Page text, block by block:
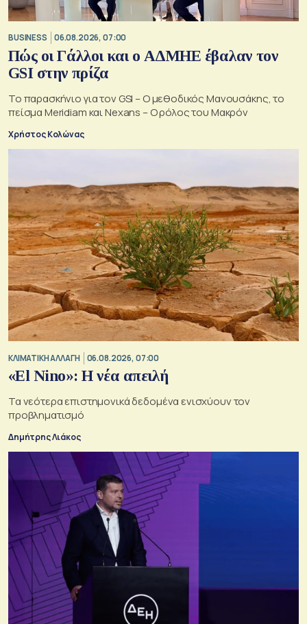
BUSINESS 06.08.2026, 07:00
Πώς οι Γάλλοι και ο ΑΔΜΗΕ έβαλαν τον
GSI στην πρίζα
Το παρασκήνιο για τον GSI – Ο μεθοδικός Μανουσάκης, το
πείσμα Meridiam και Nexans – Ο ρόλος του Μακρόν
Χρήστος Κολώνας
ΚΛΙΜΑΤΙΚΗ ΑΛΛΑΓΗ 06.08.2026, 07:00
«El Nino»: Η νέα απειλή
Τα νεότερα επιστημονικά δεδομένα ενισχύουν τον
προβληματισμό
Δημήτρης Λιάκος